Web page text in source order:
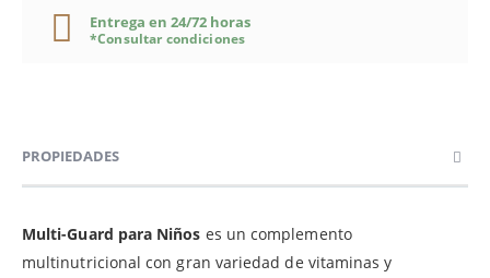
Entrega en 24/72 horas
*Consultar condiciones
PROPIEDADES
Multi-Guard para Niños es un complemento
multinutricional con gran variedad de vitaminas y